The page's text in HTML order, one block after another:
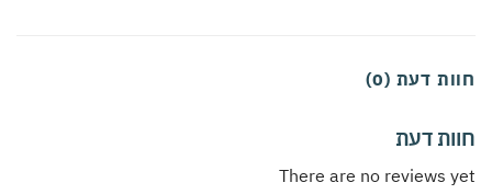
חוות דעת (0)
חוות דעת
There are no reviews yet